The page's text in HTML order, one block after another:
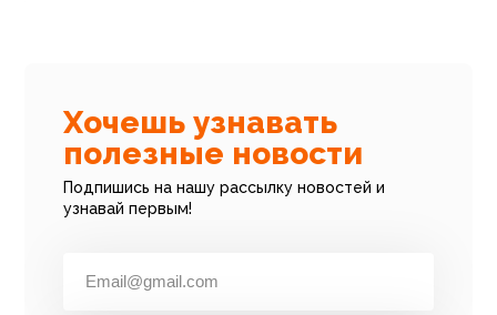
Хочешь узнавать
полезные новости
Подпишись на нашу рассылку новостей и
узнавай первым!